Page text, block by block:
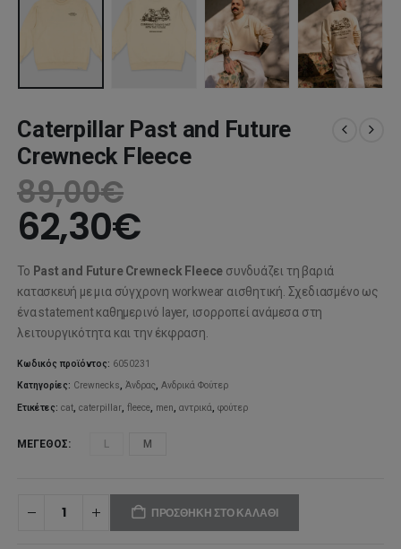
Caterpillar Past and Future
Crewneck Fleece
89,00€
62,30€
Το Past and Future Crewneck Fleece συνδυάζει τη βαριά
κατασκευή με μια σύγχρονη workwear αισθητική. Σχεδιασμένο ως
ένα statement καθημερινό layer, ισορροπεί ανάμεσα στη
λειτουργικότητα και την έκφραση.
Κωδικός προϊόντος: 6050231
Κατηγορίες: Crewnecks,Άνδρας,Ανδρικά Φούτερ
Ετικέτες:cat,caterpillar,fleece, men,αντρικά,φούτερ
ΜΈΓΕΘΟΣ L M
ΠΡΟΣΘΉΚΗ ΣΤΟ ΚΑΛΆΘΙ